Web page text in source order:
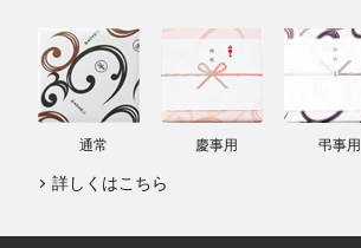
通常 慶事用 弔事用
詳しくはこちら